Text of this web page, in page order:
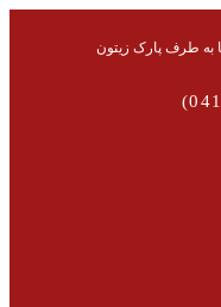
به طرف پارک زیتون